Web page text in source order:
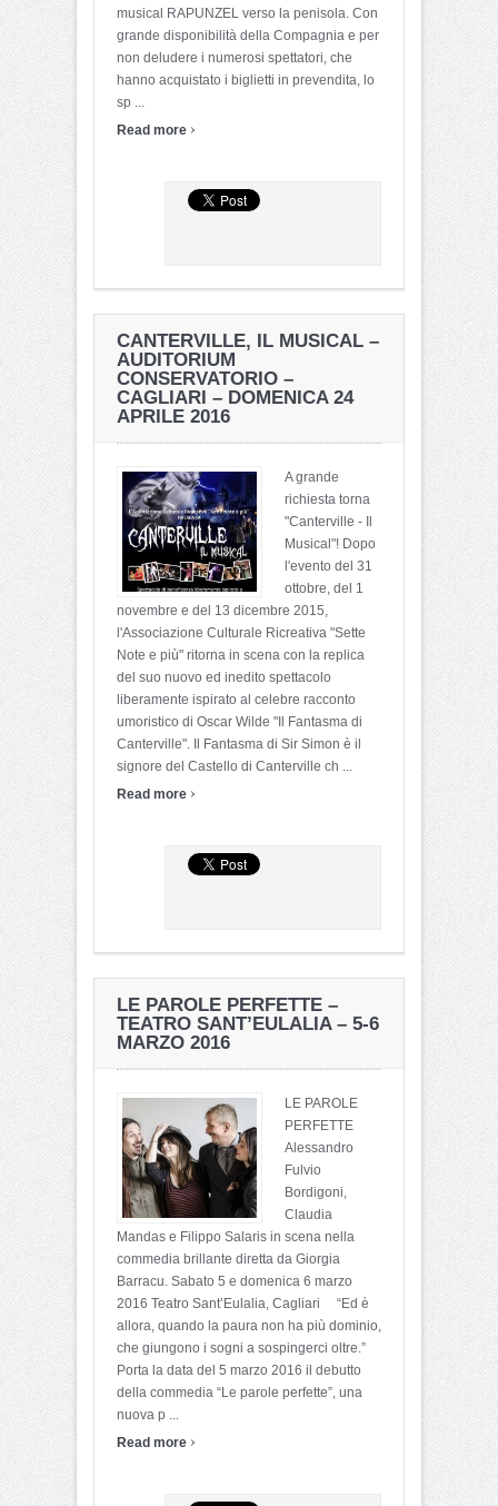
musical RAPUNZEL verso la penisola. Con
grande disponibilità della Compagnia e per
non deludere i numerosi spettatori, che
hanno acquistato i biglietti in prevendita, lo
sp ...
Read more ›
CANTERVILLE, IL MUSICAL –
AUDITORIUM
CONSERVATORIO –
CAGLIARI – DOMENICA 24
APRILE 2016
A grande
richiesta torna
"Canterville - Il
Musical"! Dopo
l'evento del 31
ottobre, del 1
novembre e del 13 dicembre 2015,
l'Associazione Culturale Ricreativa "Sette
Note e più" ritorna in scena con la replica
del suo nuovo ed inedito spettacolo
liberamente ispirato al celebre racconto
umoristico di Oscar Wilde "Il Fantasma di
Canterville". Il Fantasma di Sir Simon è il
signore del Castello di Canterville ch ...
Read more ›
LE PAROLE PERFETTE –
TEATRO SANT’EULALIA – 5-6
MARZO 2016
LE PAROLE
PERFETTE
Alessandro
Fulvio
Bordigoni,
Claudia
Mandas e Filippo Salaris in scena nella
commedia brillante diretta da Giorgia
Barracu. Sabato 5 e domenica 6 marzo
2016 Teatro Sant’Eulalia, Cagliari “Ed è
allora, quando la paura non ha più dominio,
che giungono i sogni a sospingerci oltre.”
Porta la data del 5 marzo 2016 il debutto
della commedia “Le parole perfette”, una
nuova p ...
Read more ›